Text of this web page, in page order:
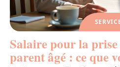
Salaire pour la prise
parent âgé : ce que